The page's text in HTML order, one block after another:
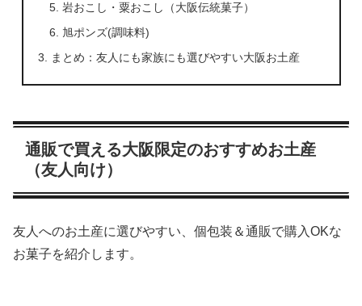
岩おこし・粟おこし（大阪伝統菓子）
旭ポンズ(調味料)
まとめ：友人にも家族にも選びやすい大阪お土産
通販で買える大阪限定のおすすめお土産
（友人向け）
友人へのお土産に選びやすい、個包装＆通販で購入OKな
お菓子を紹介します。